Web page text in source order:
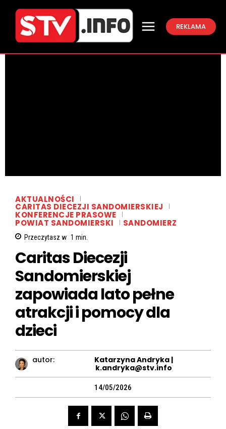
REKLAMA
AKTUALNOŚCI
CARITAS DIECEZJI SANDOMIERSKIEJ
KONFERENCJE PRASOWE
POWIAT SANDOMIERSKI SANDOMIERZ
Przeczytasz w 1 min.
Caritas Diecezji
Sandomierskiej
zapowiada lato pełne
atrakcji i pomocy dla
dzieci
autor:
Katarzyna Andryka |
k.andryka@stv.info
14/05/2026